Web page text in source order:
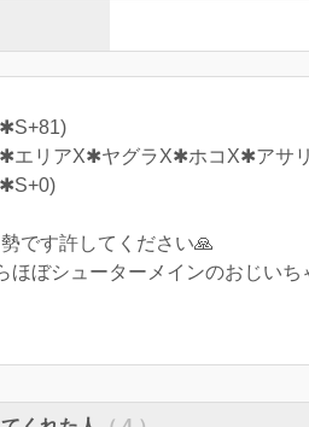
エリアX✱ヤグラX✱ホコX✱アサ
です許してください🙏